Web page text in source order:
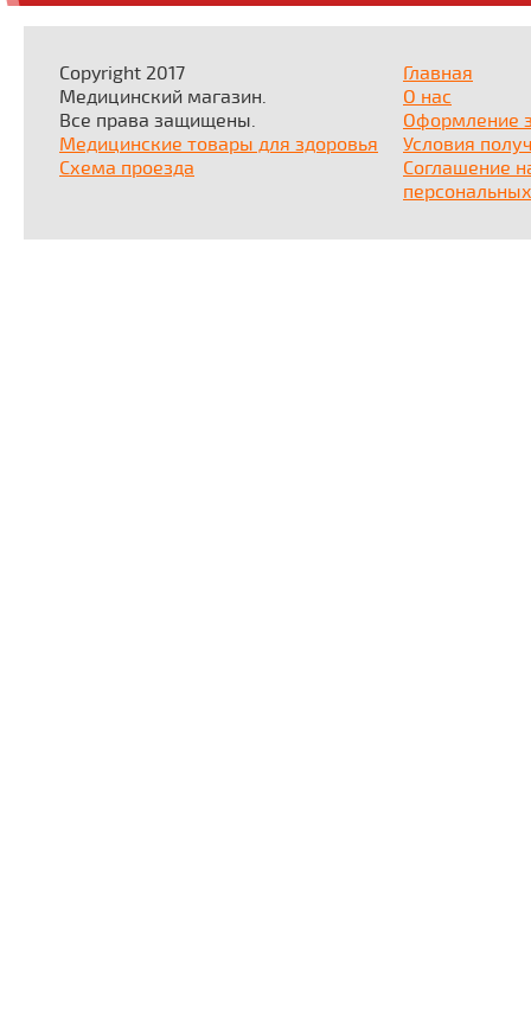
Copyright 2017
Медицинский магазин.
Все права защищены.
Медицинские товары для здоровья
Схема проезда
Главная
О нас
Оформление
Условия
Соглашение